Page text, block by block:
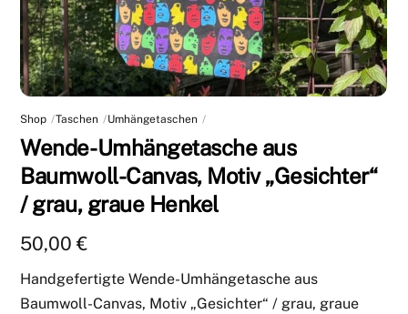
Shop Taschen Umhängetaschen
Wende-Umhängetasche aus
Baumwoll-Canvas, Motiv „Gesichter“
/ grau, graue Henkel
50,00€
Handgefertigte Wende-Umhängetasche aus
Baumwoll-Canvas, Motiv „Gesichter“ / grau, graue